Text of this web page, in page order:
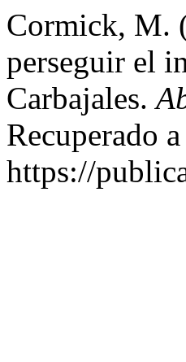
Cormick, M.
perseguir el
Carbajales.
Recuperado
https://